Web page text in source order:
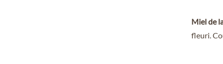
Miel de
fleuri.